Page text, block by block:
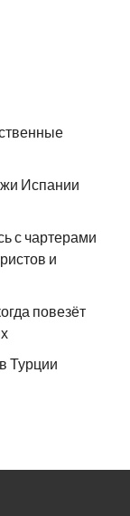
Испании
с чартерами
и
повезёт
Турции